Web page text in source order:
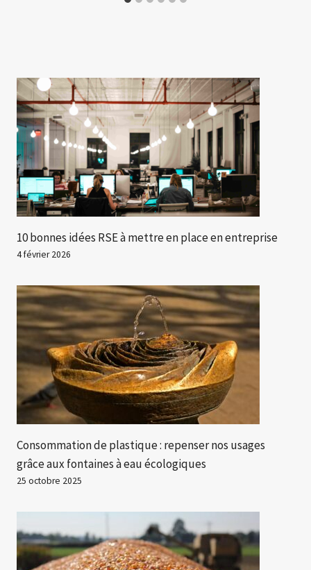
10 bonnes idées RSE à mettre en place en entreprise
4 février 2026
Consommation de plastique : repenser nos usages
grâce aux fontaines à eau écologiques
25 octobre 2025